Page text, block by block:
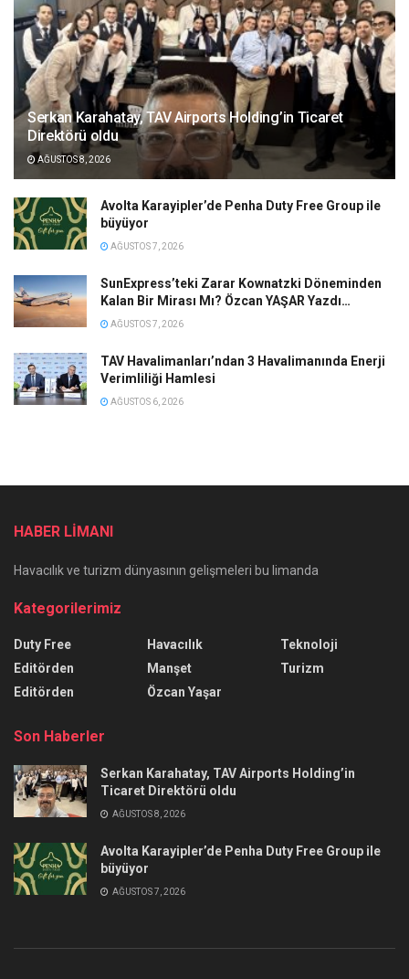
Serkan Karahatay, TAV Airports Holding’in Ticaret
Direktörü oldu
AĞUSTOS 8, 2026
Avolta Karayipler’de Penha Duty Free Group ile
büyüyor
AĞUSTOS 7, 2026
SunExpress’teki Zarar Kownatzki Döneminden
Kalan Bir Mirası Mı? Özcan YAŞAR Yazdı…
AĞUSTOS 7, 2026
TAV Havalimanları’ndan 3 Havalimanında Enerji
Verimliliği Hamlesi
AĞUSTOS 6, 2026
HABER LİMANI
Havacılık ve turizm dünyasının gelişmeleri bu limanda
Kategorilerimiz
Duty Free
Editörden
Editörden
Havacılık
Manşet
Özcan Yaşar
Teknoloji
Turizm
Son Haberler
Serkan Karahatay, TAV Airports Holding’in
Ticaret Direktörü oldu
AĞUSTOS 8, 2026
Avolta Karayipler’de Penha Duty Free Group ile
büyüyor
AĞUSTOS 7, 2026